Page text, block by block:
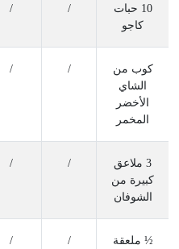
10 حبات
كاجو
/
/
كوب من
الشاي
الأخضر
المخمر
/
/
3 ملاعق
كبيرة من
الشوفان
/
/
½ ملعقة
/
/